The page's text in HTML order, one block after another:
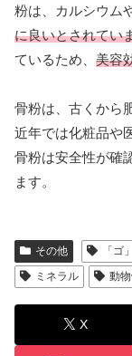
粉は、カルシウム
に良いとされてい
ているため、 美容
骨粉は、古くから
近年では化粧品や
骨粉は安全性が確
ます。
その他 「ゴ」
ミネラル
動
X